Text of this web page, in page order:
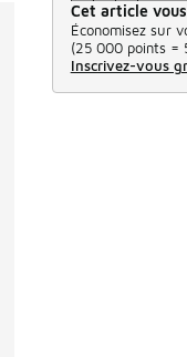
Cet article
Économisez sur
(25 000 points =
Inscrivez-vous